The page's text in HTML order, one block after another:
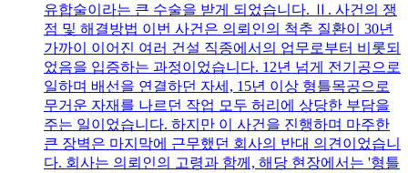
유합술이라는 큰 수술을 받게 되었습니다. Ⅱ. 사건의 쟁
점 및 해결방법 이번 사건은 의뢰인의 척추 질환이 30년
가까이 이어진 여러 건설 직종에서의 업무로부터 비롯되
었음을 입증하는 과정이었습니다. 12년 넘게 전기공으로
일하며 배선을 연결하던 자세, 15년 이상 형틀목공으로
무거운 자재를 나르던 작업 모두 허리에 상당한 부담을
주는 일이었습니다. 하지만 이 사건을 진행하며 마주한
큰 장벽은 마지막에 근무했던 회사의 반대 의견이었습니
다. 회사는 의뢰인의 고령과 함께, 해당 현장에서는 '형틀